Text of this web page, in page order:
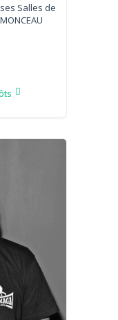
Salles de